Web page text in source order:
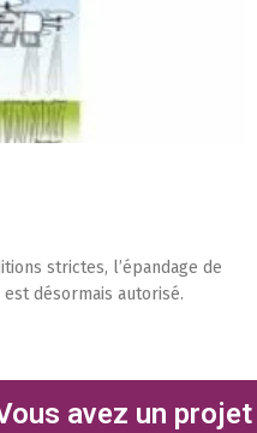
strictes, l’épandage de
désormais autorisé.
avez un projet